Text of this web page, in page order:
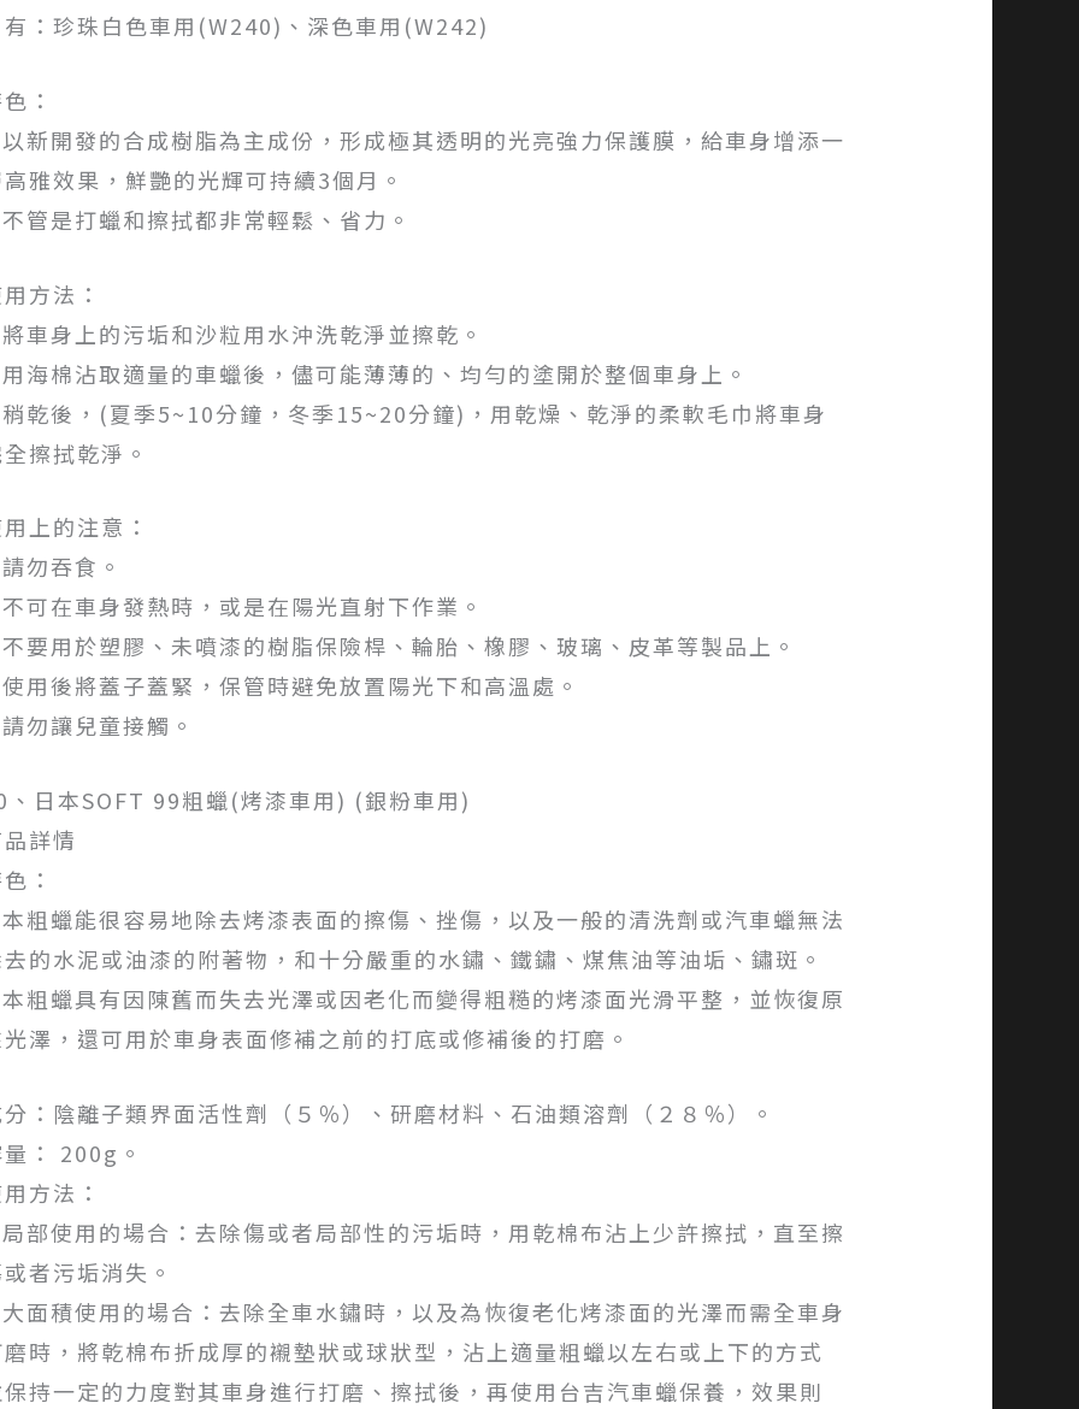
：珍珠白色車用(W240)、深色車用(W242)
：
新開發的合成樹脂為主成份，形成極其透明的光亮強力保護膜，給車身增添一
雅效果，鮮艷的光輝可持續3個月。
管是打蠟和擦拭都非常輕鬆、省力。
方法：
車身上的污垢和沙粒用水沖洗乾淨並擦乾。
海棉沾取適量的車蠟後，儘可能薄薄的、均勻的塗開於整個車身上。
乾後，(夏季5~10分鐘，冬季15~20分鐘)，用乾燥、乾淨的柔軟毛巾將車身
擦拭乾淨。
上的注意：
勿吞食。
可在車身發熱時，或是在陽光直射下作業。
要用於塑膠、未噴漆的樹脂保險桿、輪胎、橡膠、玻璃、皮革等製品上。
用後將蓋子蓋緊，保管時避免放置陽光下和高溫處。
勿讓兒童接觸。
、日本SOFT 99粗蠟(烤漆車用) (銀粉車用)
詳情
：
粗蠟能很容易地除去烤漆表面的擦傷、挫傷，以及一般的清洗劑或汽車蠟無法
的水泥或油漆的附著物，和十分嚴重的水鏽、鐵鏽、煤焦油等油垢、鏽斑。
粗蠟具有因陳舊而失去光澤或因老化而變得粗糙的烤漆面光滑平整，並恢復原
澤，還可用於車身表面修補之前的打底或修補後的打磨。
：陰離子類界面活性劑（５％）、研磨材料、石油類溶劑（２８％）。
： 200g。
方法：
部使用的場合：去除傷或者局部性的污垢時，用乾棉布沾上少許擦拭，直至擦
者污垢消失。
面積使用的場合：去除全車水鏽時，以及為恢復老化烤漆面的光澤而需全車身
時，將乾棉布折成厚的襯墊狀或球狀型，沾上適量粗蠟以左右或上下的方式
持一定的力度對其車身進行打磨、擦拭後，再使用台吉汽車蠟保養，效果則